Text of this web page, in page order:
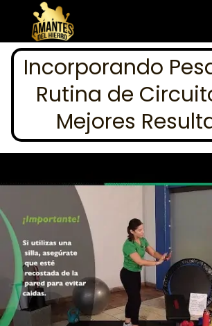
Incorporando
Rutina de
Mejores